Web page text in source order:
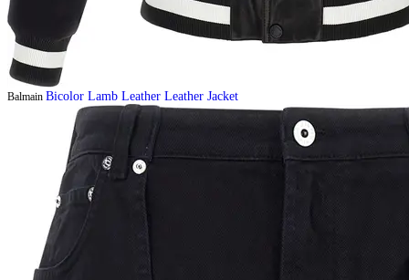
Balmain Bicolor Lamb Leather Leather Jacket